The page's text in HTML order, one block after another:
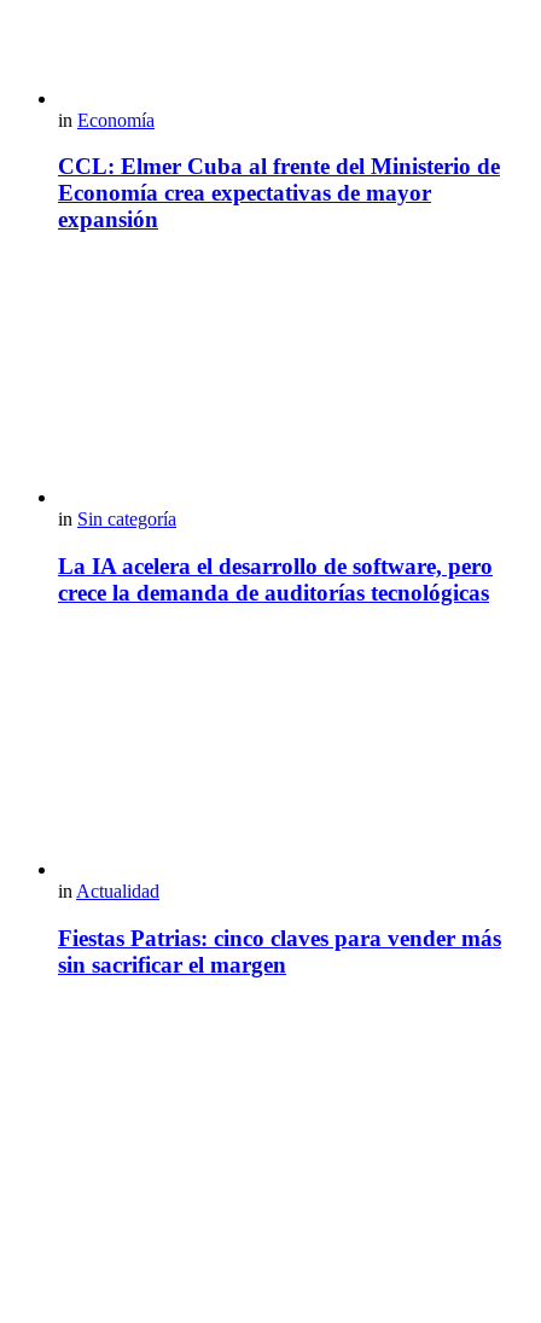
in Economía
CCL: Elmer Cuba al frente del Ministerio de
Economía crea expectativas de mayor
expansión
in Sin categoría
La IA acelera el desarrollo de software, pero
crece la demanda de auditorías tecnológicas
inActualidad
Fiestas Patrias: cinco claves para vender más
sin sacrificar el margen